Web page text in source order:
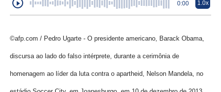
0:00 1.0x
©afp.com / Pedro Ugarte - O presidente americano, Barack Obama,
discursa ao lado do falso intérprete, durante a cerimônia de
homenagem ao líder da luta contra o apartheid, Nelson Mandela, no